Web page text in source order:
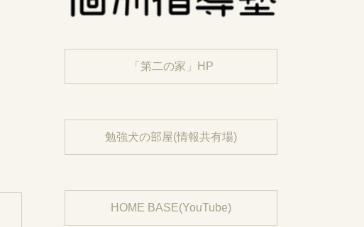
「第二の家」HP
勉強犬の部屋(情報共有場)
HOME BASE(YouTube)